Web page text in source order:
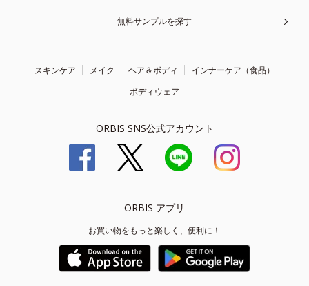
無料サンプルを探す
スキンケア メイク ヘア＆ボディ
インナーケア（食品）
ボディウェア
ORBIS SNS公式アカウント
ORBIS アプリ
お買い物をもっと楽しく、便利に！